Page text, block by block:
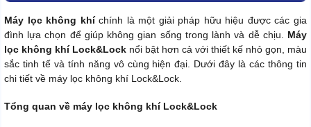
Máy lọc không khíchính là một giải pháp hữu hiệu được các gia
đình lựa chọn để giúp không gian sống trong lành và dễ chịu. Máy
lọc không khí Lock&Lock nổi bật hơn cả với thiết kế nhỏ gọn, màu
sắc tinh tế và tính năng vô cùng hiện đại. Dưới đây là các thông tin
chi tiết về máy lọc không khí Lock&Lock.
Tổng quan về máy lọc không khí Lock&Lock